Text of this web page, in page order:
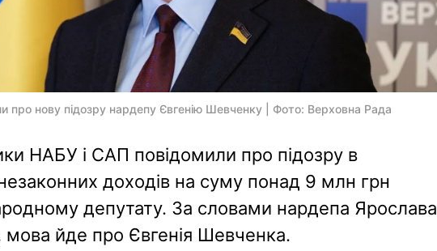
про нову підозру нардепу Євгенію Шевченку | Фото: Верховна Рада
НАБУ і САП повідомили про підозру в
незаконних доходів на суму понад 9 млн грн
депутату. За словами нардепа Ярослава
йде про Євгенія Шевченка.